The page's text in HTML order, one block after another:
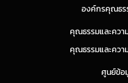
องค์กรคุณธร
คุณธรรมและควา
คุณธรรมและควา
ศูนย์ข้อ